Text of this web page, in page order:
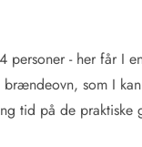
personer - her får I
brændeovn, som I
tid på de